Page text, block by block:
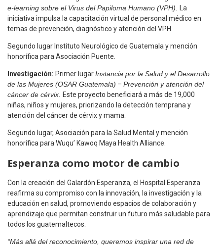
e-learning sobre el Virus del Papiloma Humano (VPH).
La
iniciativa impulsa la capacitación virtual de personal médico en
temas de prevención, diagnóstico y atención del VPH.
Segundo lugar Instituto Neurológico de Guatemala y mención
honorífica para Asociación Puente.
Investigación: Primer lugarInstancia por la Salud y el Desarrollo
de las Mujeres (OSAR Guatemala) – Prevención y atención del
cáncer de cérvix.
Este proyecto beneficiará a más de 19,000
niñas, niños y mujeres, priorizando la detección temprana y
atención del cáncer de cérvix y mama.
Segundo lugar, Asociación para la Salud Mental y mención
honorífica para Wuqu’ Kawoq Maya Health Alliance.
Esperanza como motor de cambio
Con la creación del Galardón Esperanza, el Hospital Esperanza
reafirma su compromiso con la innovación, la investigación y la
educación en salud, promoviendo espacios de colaboración y
aprendizaje que permitan construir un futuro más saludable para
todos los guatemaltecos.
“Más allá del reconocimiento, queremos inspirar una red de